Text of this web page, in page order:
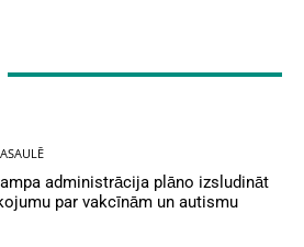
administrācija plāno izsludināt
par vakcīnām un autismu